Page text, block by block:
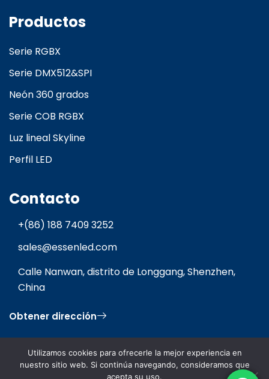
Productos
Serie RGBX
Serie DMX512&SPI
Neón 360 grados
Serie COB RGBX
Luz lineal Skyline
Perfil LED
Contacto
+(86) 188 7409 3252
sales@essenled.com
Calle Nanwan, distrito de Longgang, Shenzhen,
China
Obtener dirección
Utilizamos cookies para ofrecerle la mejor experiencia en
nuestro sitio web. Si continúa navegando, consideramos que
acepta su uso.